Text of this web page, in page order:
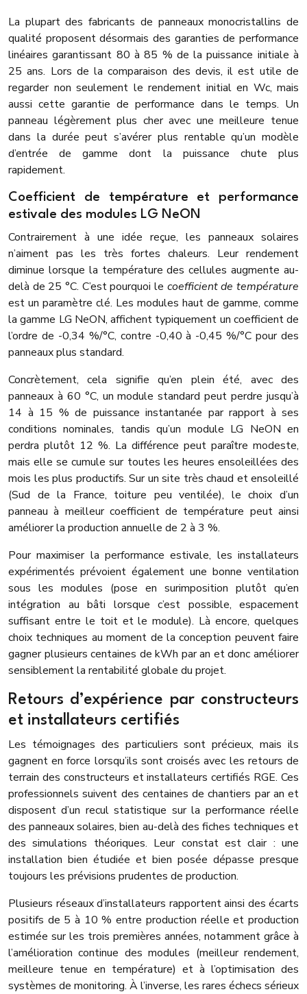
La plupart des fabricants de panneaux monocristallins de
qualité proposent désormais des garanties de performance
linéaires garantissant 80 à 85 % de la puissance initiale à
25 ans. Lors de la comparaison des devis, il est utile de
regarder non seulement le rendement initial en Wc, mais
aussi cette garantie de performance dans le temps. Un
panneau légèrement plus cher avec une meilleure tenue
dans la durée peut s’avérer plus rentable qu’un modèle
d’entrée de gamme dont la puissance chute plus
rapidement.
Coefficient de température et performance
estivale des modules LG NeON
Contrairement à une idée reçue, les panneaux solaires
n’aiment pas les très fortes chaleurs. Leur rendement
diminue lorsque la température des cellules augmente au-
delà de 25 °C. C’est pourquoi le coefficient de température
est un paramètre clé. Les modules haut de gamme, comme
la gamme LG NeON, affichent typiquement un coefficient de
l’ordre de -0,34 %/°C, contre -0,40 à -0,45 %/°C pour des
panneaux plus standard.
Concrètement, cela signifie qu’en plein été, avec des
panneaux à 60 °C, un module standard peut perdre jusqu’à
14 à 15 % de puissance instantanée par rapport à ses
conditions nominales, tandis qu’un module LG NeON en
perdra plutôt 12 %. La différence peut paraître modeste,
mais elle se cumule sur toutes les heures ensoleillées des
mois les plus productifs. Sur un site très chaud et ensoleillé
(Sud de la France, toiture peu ventilée), le choix d’un
panneau à meilleur coefficient de température peut ainsi
améliorer la production annuelle de 2 à 3 %.
Pour maximiser la performance estivale, les installateurs
expérimentés prévoient également une bonne ventilation
sous les modules (pose en surimposition plutôt qu’en
intégration au bâti lorsque c’est possible, espacement
suffisant entre le toit et le module). Là encore, quelques
choix techniques au moment de la conception peuvent faire
gagner plusieurs centaines de kWh par an et donc améliorer
sensiblement la rentabilité globale du projet.
Retours d’expérience par constructeurs
et installateurs certifiés
Les témoignages des particuliers sont précieux, mais ils
gagnent en force lorsqu’ils sont croisés avec les retours de
terrain des constructeurs et installateurs certifiés RGE. Ces
professionnels suivent des centaines de chantiers par an et
disposent d’un recul statistique sur la performance réelle
des panneaux solaires, bien au-delà des fiches techniques et
des simulations théoriques. Leur constat est clair : une
installation bien étudiée et bien posée dépasse presque
toujours les prévisions prudentes de production.
Plusieurs réseaux d’installateurs rapportent ainsi des écarts
positifs de 5 à 10 % entre production réelle et production
estimée sur les trois premières années, notamment grâce à
l’amélioration continue des modules (meilleur rendement,
meilleure tenue en température) et à l’optimisation des
systèmes de monitoring. À l’inverse, les rares échecs sérieux